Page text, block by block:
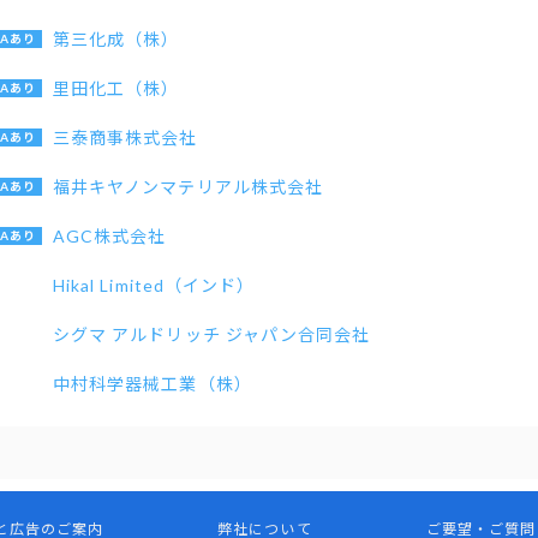
第三化成（株）
里田化工（株）
三泰商事株式会社
福井キヤノンマテリアル株式会社
AGC株式会社
Hikal Limited（インド）
シグマ アルドリッチ ジャパン合同会社
中村科学器械工業（株）
広告のご案内 弊社について ご要望・ご質問